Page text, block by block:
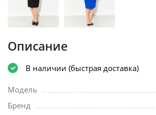
Описание
В наличии (быстрая доставка)
Модель
Бренд